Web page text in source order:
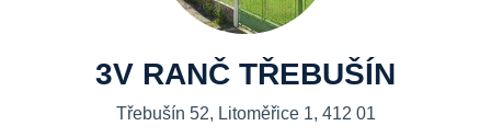
3V RANČ TŘEBUŠÍN
Třebušín 52, Litoměřice 1, 412 01